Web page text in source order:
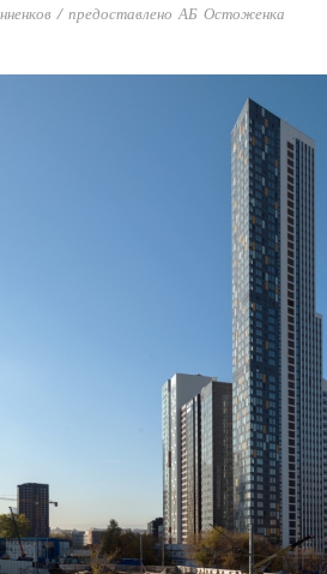
/ предоставлено АБ Остоженка